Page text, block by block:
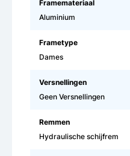
Framemateriaal
Aluminium
Frametype
Dames
Versnellingen
Geen Versnellingen
Remmen
Hydraulische schijfrem